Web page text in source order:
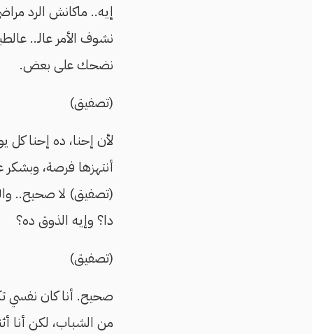
إيه.. ماكانش الرد
نشوف الأمر عالـ..
نضحك على بعض.
(تصفيق)
لأن إحنا، ده إحنا
أنتهزها فرصة،
(تصفيق) لا صحيح..
دا؟ وإيه الذوق ده؟
(تصفيق)
صحيح. أنا كان نفسي
من الشباب، لكن أنا